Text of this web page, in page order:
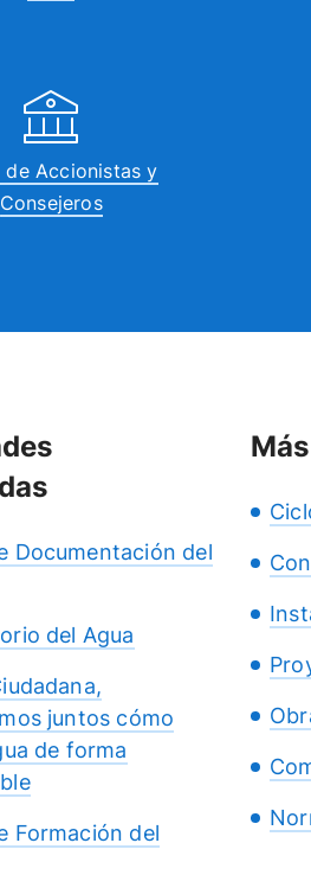
de Accionistas y
Consejeros
Documentación del
del Agua
juntos cómo
de forma
Formación del